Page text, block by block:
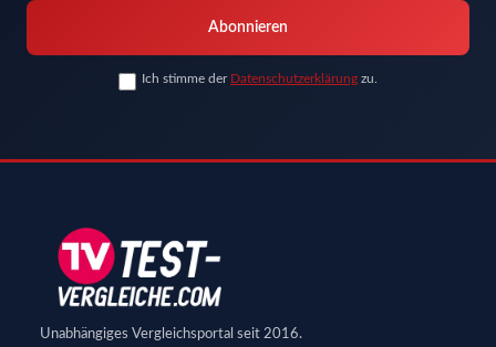
Abonnieren
Ich stimme der Datenschutzerklärung zu.
Unabhängiges Vergleichsportal seit 2016.